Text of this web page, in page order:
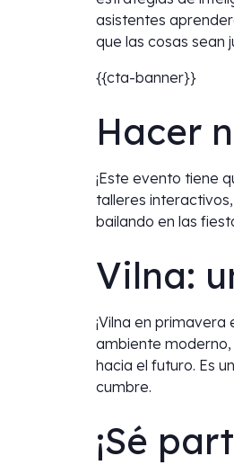
asistentes
que las cosas sean
{{cta-banner}}
Hacer
¡Este evento tiene
talleres
bailando en las
Vilna:
¡Vilna en
ambiente
hacia el futuro. Es
cumbre.
¡Sé